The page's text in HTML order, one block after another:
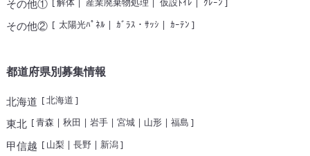
その他①
その他②[ 太陽光ﾊﾟﾈﾙ | ｶﾞﾗｽ・ｻｯｼ | ｶｰﾃﾝ ]
都道府県別募集情報
北海道 [北海道 ]
東北 [青森 | 秋田 | 岩手| 宮城| 山形| 福島 ]
甲信越 [ 山梨 | 長野| 新潟]